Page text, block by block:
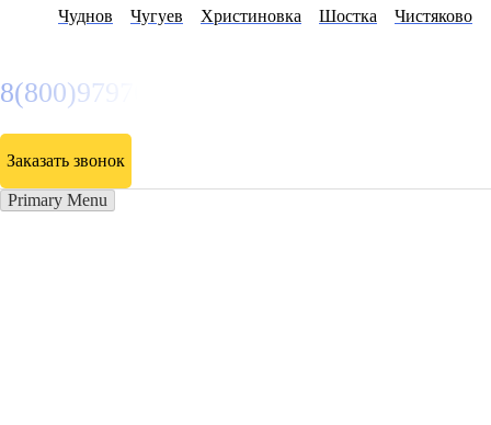
Чуднов
Чугуев Христиновка Шостка Чистяково
8(800)9797043
Заказать звонок
Primary Menu